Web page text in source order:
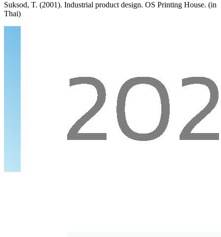
Suksod, T. (2001). Industrial product design. OS Printing House. (in
Thai)